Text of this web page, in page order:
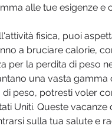
alle tue esigenze e
fisica, puoi
a bruciare calorie,
per la perdita di peso
una vasta gamma
di peso, potresti voler
Uniti. Queste
sulla tua salute e